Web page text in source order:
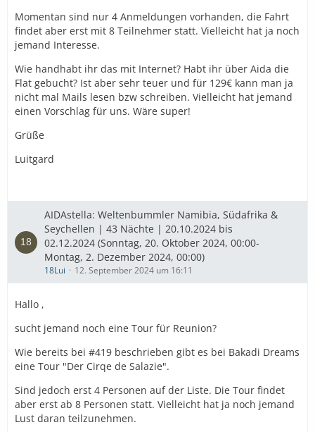
Momentan sind nur 4 Anmeldungen vorhanden, die Fahrt
findet aber erst mit 8 Teilnehmer statt. Vielleicht hat ja noch
jemand Interesse.
Wie handhabt ihr das mit Internet? Habt ihr über Aida die
Flat gebucht? Ist aber sehr teuer und für 129€ kann man ja
nicht mal Mails lesen bzw schreiben. Vielleicht hat jemand
einen Vorschlag für uns. Wäre super!
Grüße
Luitgard
AIDAstella: Weltenbummler Namibia, Südafrika &
Seychellen | 43 Nächte | 20.10.2024 bis
02.12.2024 (Sonntag, 20. Oktober 2024, 00:00-
Montag, 2. Dezember 2024, 00:00)
18Lui 12. September 2024 um 16:11
Hallo ,
sucht jemand noch eine Tour für Reunion?
Wie bereits bei #419 beschrieben gibt es bei Bakadi Dreams
eine Tour "Der Cirqe de Salazie".
Sind jedoch erst 4 Personen auf der Liste. Die Tour findet
aber erst ab 8 Personen statt. Vielleicht hat ja noch jemand
Lust daran teilzunehmen.